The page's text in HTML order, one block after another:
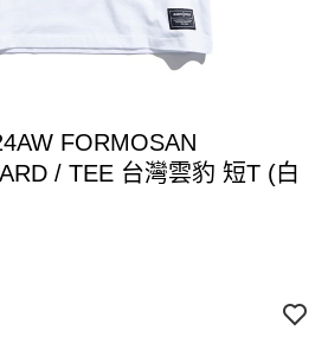
FORMOSAN
/ TEE 台灣雲豹 短T (白